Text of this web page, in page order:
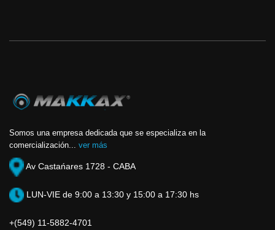
Somos una empresa dedicada que se especializa en la
comercialización... ver más
Av Castańares 1728 - CABA
LUN-VIE de 9:00 a 13:30 y 15:00 a 17:30 hs
+(549) 11-5882-4701